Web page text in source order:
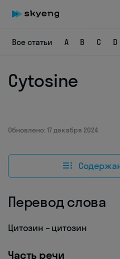
Все статьи A B C D
Cytosine
Обновлено: 17 декабря 2024
Перевод слова
Цитозин – цитозин
Часть речи